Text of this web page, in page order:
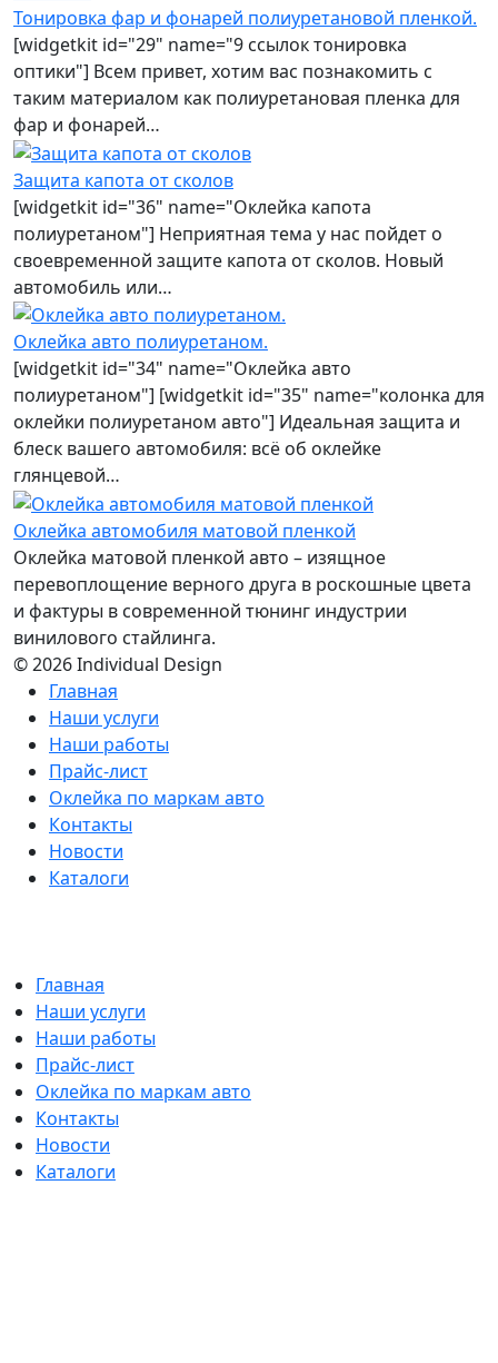
Тонировка фар и фонарей полиуретановой пленкой.
[widgetkit id="29" name="9 ссылок тонировка
оптики"] Всем привет, хотим вас познакомить с
таким материалом как полиуретановая пленка для
фар и фонарей…
Защита капота от сколов
[widgetkit id="36" name="Оклейка капота
полиуретаном"] Неприятная тема у нас пойдет о
своевременной защите капота от сколов. Новый
автомобиль или…
Оклейка авто полиуретаном.
[widgetkit id="34" name="Оклейка авто
полиуретаном"] [widgetkit id="35" name="колонка для
оклейки полиуретаном авто"] Идеальная защита и
блеск вашего автомобиля: всё об оклейке
глянцевой…
Оклейка автомобиля матовой пленкой
Оклейка матовой пленкой авто – изящное
перевоплощение верного друга в роскошные цвета
и фактуры в современной тюнинг индустрии
винилового стайлинга.
© 2026 Individual Design
Главная
Наши услуги
Наши работы
Прайс-лист
Оклейка по маркам авто
Контакты
Новости
Каталоги
Главная
Наши услуги
Наши работы
Прайс-лист
Оклейка по маркам авто
Контакты
Новости
Каталоги